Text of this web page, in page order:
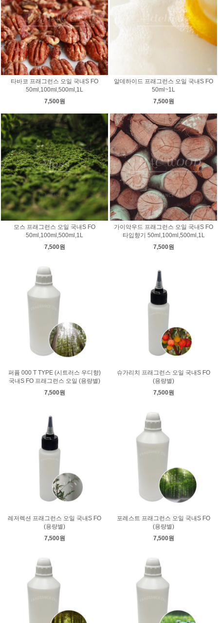
타바코 프래그런스 오일 국내S FO
50ml,100ml,500ml,1L
7,500원
알데하이드 프래그런스 오일 국내S FO
50ml~1L
7,500원
모스 프래그런스 오일 국내S FO
50ml,100ml,500ml,1L
7,500원
가이악우드 프래그런스 오일 국내S FO
타입향기 50ml,100ml,500ml,1L
7,500원
퍼퓸 000 T TYPE (시트러스 우디향)
국내S FO 프래그런스 오일 (용량별)
7,500원
슈가리치 프래그런스 오일 국내S FO
(용량별)
7,500원
레저렉션 프래그런스 오일 국내S FO
(용량별)
7,500원
포레스트 프래그런스 오일 국내S FO
(용량별)
7,500원